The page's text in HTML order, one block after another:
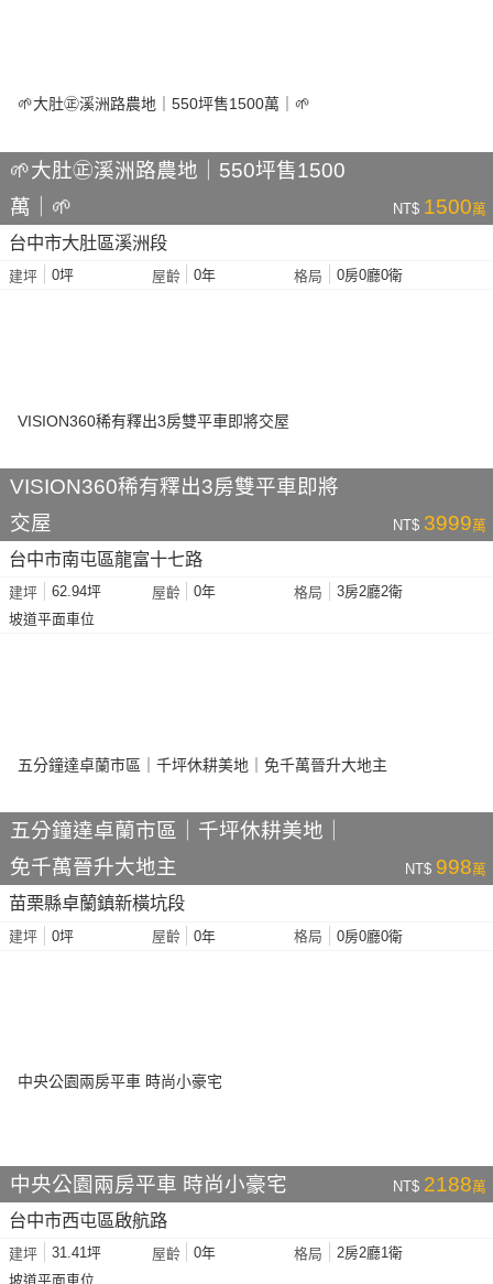
🌱大肚㊣溪洲路農地｜550坪售1500
萬｜🌱
NT$ 1500萬
台中市大肚區溪洲段
建坪 0坪 屋齡 0年 格局 0房0廳0衛
VISION360稀有釋出3房雙平車即將
交屋
NT$ 3999萬
台中市南屯區龍富十七路
建坪 62.94坪 屋齡 0年 格局
3房2廳2衛
坡道平面車位
五分鐘達卓蘭市區｜千坪休耕美地｜
免千萬晉升大地主
NT$ 998萬
苗栗縣卓蘭鎮新橫坑段
建坪 0坪 屋齡 0年 格局 0房0廳0衛
中央公園兩房平車 時尚小豪宅 NT$ 2188萬
台中市西屯區啟航路
建坪 31.41坪 屋齡 0年 格局
2房2廳1衛
坡道平面車位